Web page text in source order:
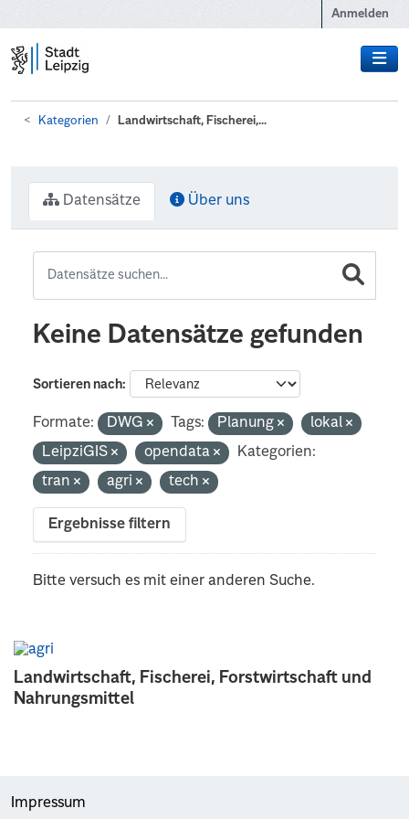
Anmelden
Kategorien Landwirtschaft, Fischerei,...
Landwirtschaft, Fischerei, Forstwirtschaft und
Nahrungsmittel
Datensätze Über uns
Keine Datensätze gefunden
Sortieren nach
Formate: DWG Tags: Planung
lokal
LeipziGIS
opendata
Kategorien:
tran
agri tech
Ergebnisse filtern
Bitte versuch es mit einer anderen Suche.
Impressum